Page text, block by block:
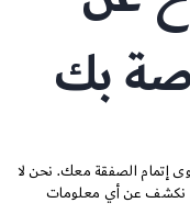
بك
إتمام الصفقة معك. نحن لا
نكشف عن أي معلومات